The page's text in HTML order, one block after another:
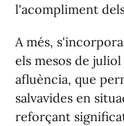
l'acompliment
A més,
els mesos de
afluència, que
salvavides en
reforçant